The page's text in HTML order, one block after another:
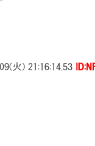
火) 21:16:14.53